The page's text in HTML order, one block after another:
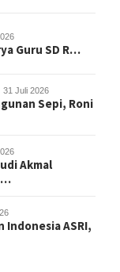
Guru SD R…
31 Juli 2026
Sepi, Roni
Akmal
Indonesia ASRI,